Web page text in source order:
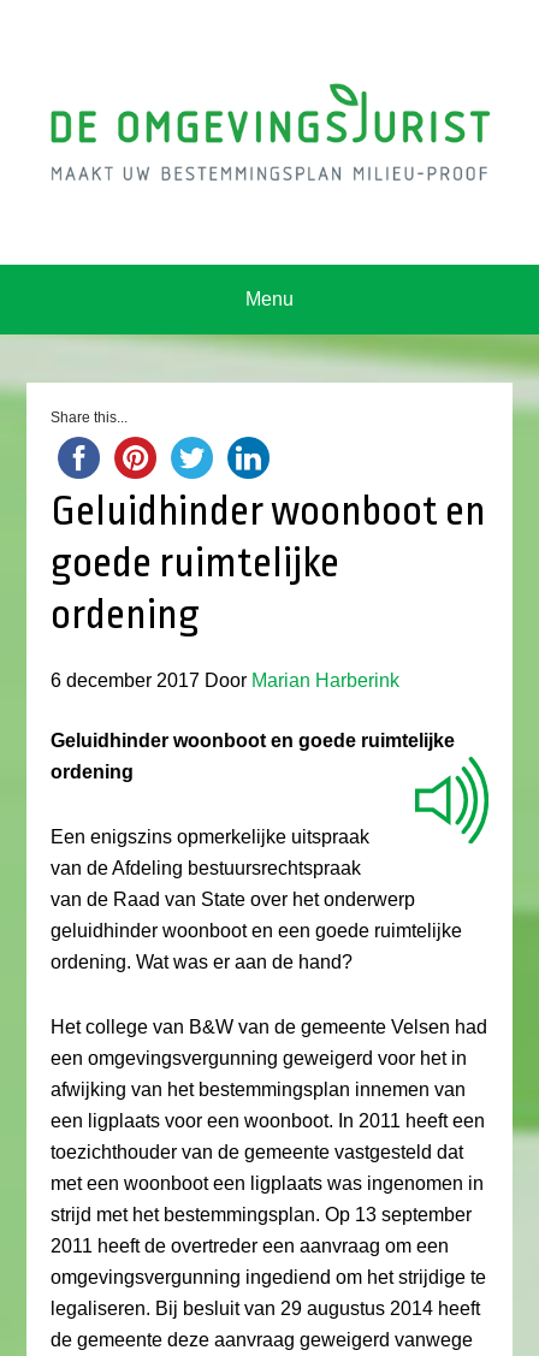
Menu
Share this...
Geluidhinder woonboot en
goede ruimtelijke
ordening
6 december 2017 Door Marian Harberink
Geluidhinder woonboot en goede ruimtelijke
ordening
Een enigszins opmerkelijke uitspraak
van de Afdeling bestuursrechtspraak
van de Raad van State over het onderwerp
geluidhinder woonboot en een goede ruimtelijke
ordening. Wat was er aan de hand?
Het college van B&W van de gemeente Velsen had
een omgevingsvergunning geweigerd voor het in
afwijking van het bestemmingsplan innemen van
een ligplaats voor een woonboot. In 2011 heeft een
toezichthouder van de gemeente vastgesteld dat
met een woonboot een ligplaats was ingenomen in
strijd met het bestemmingsplan. Op 13 september
2011 heeft de overtreder een aanvraag om een
omgevingsvergunning ingediend om het strijdige te
legaliseren. Bij besluit van 29 augustus 2014 heeft
de gemeente deze aanvraag geweigerd vanwege